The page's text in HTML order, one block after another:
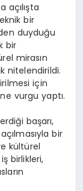
açılışta
bir
duyduğu
bir
mirasın
nitelendirildi.
için
vurgu yaptı.
başarı,
bir
kültürel
birlikleri,